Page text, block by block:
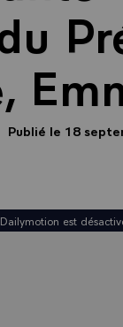
Publié le 18
Dailymotion est